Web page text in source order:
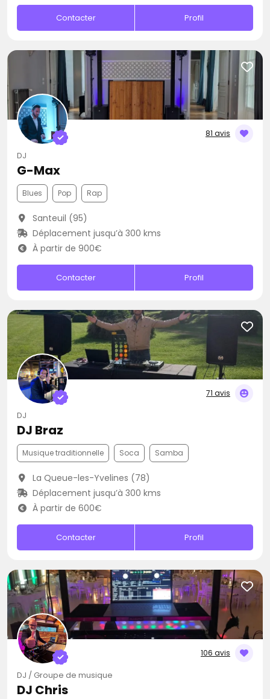
Contacter Profil
81 avis
DJ
G-Max
Blues Pop Rap
Santeuil (95)
Déplacement jusqu’à 300 kms
À partir de 900€
Contacter Profil
71 avis
DJ
DJ Braz
Musique traditionnelle Soca Samba
La Queue-les-Yvelines (78)
Déplacement jusqu’à 300 kms
À partir de 600€
Contacter Profil
106 avis
DJ / Groupe de musique
DJ Chris